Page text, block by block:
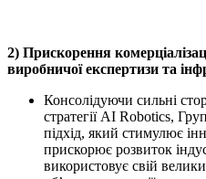
2) Прискорення
виробничої експертизи та
Консолідуючи сильні
стратегії AI Robotics,
підхід, який стимулює
прискорює розвиток
використовує свій